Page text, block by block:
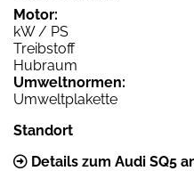
Motor:
kW / PS
Treibstoff
Hubraum
Umweltnormen:
Umweltplakette
Standort
Details zum Audi SQ5